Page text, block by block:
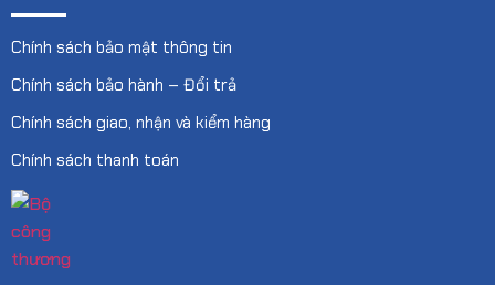
Chính sách bảo mật thông tin
Chính sách bảo hành – Đổi trả
Chính sách giao, nhận và kiểm hàng
Chính sách thanh toán